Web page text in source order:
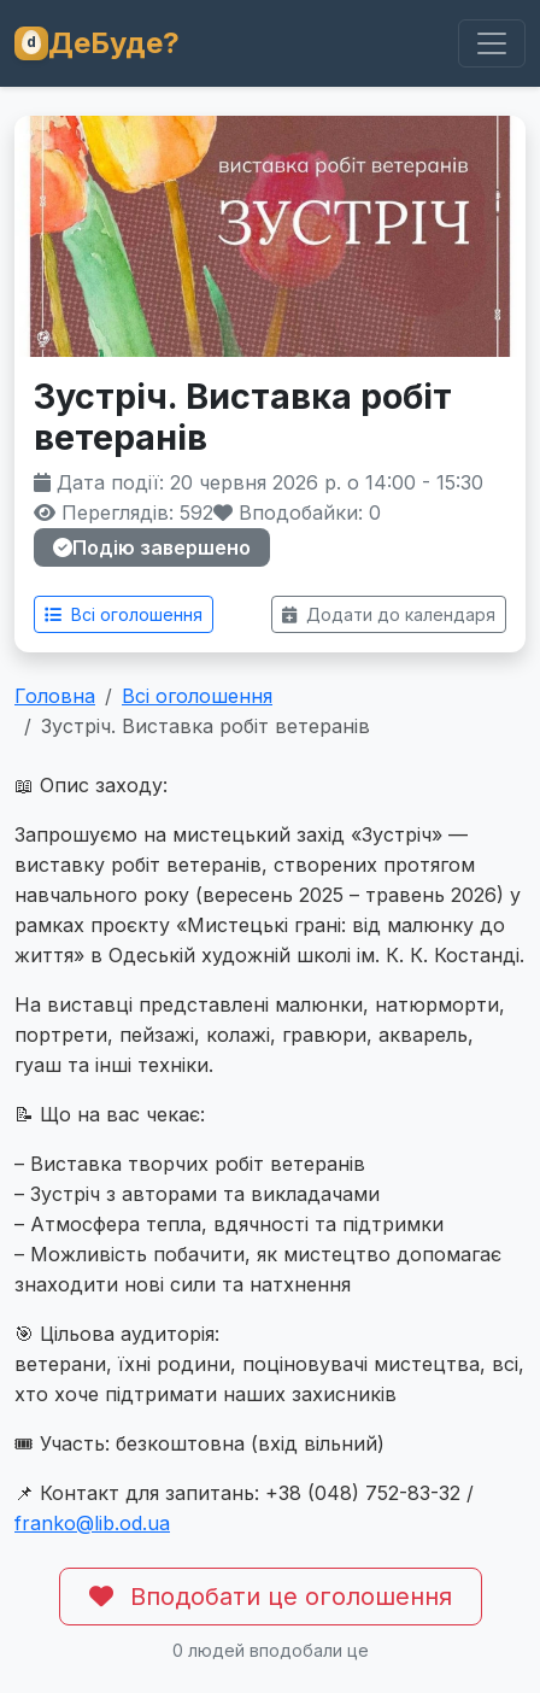
ДеБуде?
Зустріч. Виставка робіт
ветеранів
Дата події: 20 червня 2026 р. о 14:00 - 15:30
Переглядів: 592
Вподобайки: 0
Подію завершено
Всі оголошення Додати до календаря
Головна
Всі оголошення
Зустріч. Виставка робіт ветеранів
📖 Опис заходу:
Запрошуємо на мистецький захід «Зустріч» —
виставку робіт ветеранів, створених протягом
навчального року (вересень 2025 – травень 2026) у
рамках проєкту «Мистецькі грані: від малюнку до
життя» в Одеській художній школі ім. К. К. Костанді.
На виставці представлені малюнки, натюрморти,
портрети, пейзажі, колажі, гравюри, акварель,
гуаш та інші техніки.
📝 Що на вас чекає:
– Виставка творчих робіт ветеранів
– Зустріч з авторами та викладачами
– Атмосфера тепла, вдячності та підтримки
– Можливість побачити, як мистецтво допомагає
знаходити нові сили та натхнення
🎯 Цільова аудиторія:
ветерани, їхні родини, поціновувачі мистецтва, всі,
хто хоче підтримати наших захисників
🎟 Участь: безкоштовна (вхід вільний)
📌 Контакт для запитань: +38 (048) 752-83-32 /
franko@lib.od.ua
Вподобати це оголошення
0 людей вподобали це